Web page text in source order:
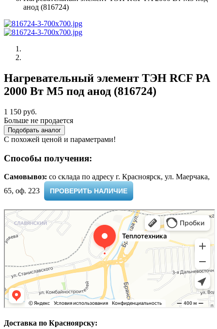
анод (816724)
Нагревательный элемент ТЭН RCF PA
2000 Вт M5 под анод (816724)
1 150 руб.
Больше не продается
Подобрать аналог
С похожей ценой и параметрами!
Способы получения:
Самовывоз: cо склада по адресу г. Красноярск, ул. Маерчака,
65, оф. 223 ​
ПРОВЕРИТЬ НАЛИЧИЕ
Доставка по Красноярску: